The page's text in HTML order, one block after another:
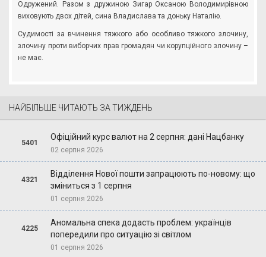
Одружений. Разом з дружиною Зигар Оксаною Володимирівною
виховують двох дітей, сина Владислава та доньку Наталію.
Судимості за вчинення тяжкого або особливо тяжкого злочину,
злочину проти виборчих прав громадян чи корупційного злочину –
не має.
НАЙБІЛЬШЕ ЧИТАЮТЬ ЗА ТИЖДЕНЬ
5401
Офіційний курс валют на 2 серпня: дані Нацбанку
02 серпня 2026
4321
Відділення Нової пошти запрацюють по-новому: що
зміниться з 1 серпня
01 серпня 2026
4225
Аномальна спека додасть проблем: українців
попередили про ситуацію зі світлом
01 серпня 2026